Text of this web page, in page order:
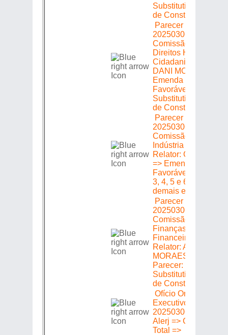
Substitutivo da
de Constituição e
Parecer em
20250306580 =>
Comissão de
Direitos Humanos e
Cidadania =>
DANI MONTEIRO
Emenda => Parecer:
Favorável com o
Substitutivo da
de Constituição e
Parecer em
20250306580 =>
Comissão de
Indústria e
Relator: CELIA
=> Emenda =>
Favorável ás
3, 4, 5 e 6 e
demais emendas
Parecer em
20250306580 =>
Comissão de
Finanças
Financeira e
Relator:
MORAES =>
Parecer: Favorável
Substitutivo da
de Constituição e
Ofício Origem:
Executivo =>
20250306580 =>
Alerj => Comunicar
Total =>